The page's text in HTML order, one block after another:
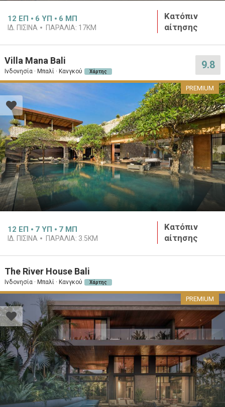
12 ΕΠ 6 ΥΠ 6 ΜΠ
ΙΔ. ΠΙΣΊΝΑ ΠΑΡΑΛΊΑ: 17KM
Κατόπιν
αίτησης
Villa Mana Bali
Ινδονησία · Μπαλί · Κανγκού Χάρτης
9.8
PREMIUM
12 ΕΠ 7 ΥΠ 7 ΜΠ
ΙΔ. ΠΙΣΊΝΑ ΠΑΡΑΛΊΑ: 3.5KM
Κατόπιν
αίτησης
The River House Bali
Ινδονησία · Μπαλί · Κανγκού Χάρτης
PREMIUM